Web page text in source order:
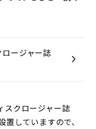
ロージャー誌
スクロージャー誌
していますので、